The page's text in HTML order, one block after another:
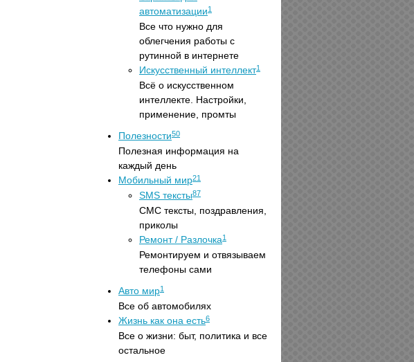
автоматизации1
Все что нужно для
облегчения работы с
рутинной в интернете
Искусственный интеллект1
Всё о искусственном
интеллекте. Настройки,
применение, промты
Полезности50
Полезная информация на
каждый день
Мобильный мир21
SMS тексты87
СМС тексты, поздравления,
приколы
Ремонт / Разлочка1
Ремонтируем и отвязываем
телефоны сами
Авто мир1
Все об автомобилях
Жизнь как она есть6
Все о жизни: быт, политика и все
остальное